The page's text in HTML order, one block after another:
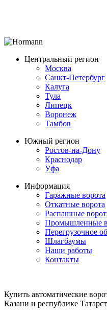
Центральный регион
Москва
Санкт-Петербург
Калуга
Тула
Липецк
Воронеж
Тамбов
Южный регион
Ростов-на-Дону
Краснодар
Уфа
Информация
Гаражные ворота
Откатные ворота
Распашные
Промышленные
Перегрузочное
Шлагбаумы
Наши работы
Контакты
Купить автоматические
Казани и республике